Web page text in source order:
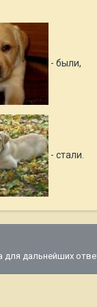
- были,
- стали.
для дальнейших